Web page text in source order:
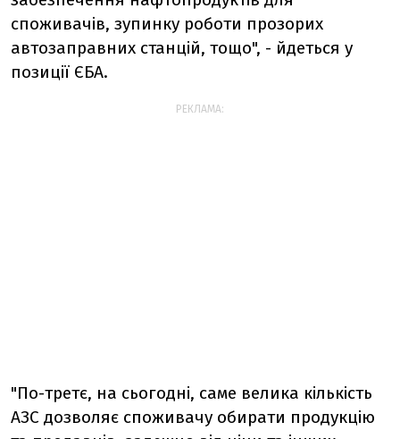
споживачів, зупинку роботи прозорих
автозаправних станцій, тощо", - йдеться у
позиції ЄБА.
РЕКЛАМА:
"По-третє, на сьогодні, саме велика кількість
АЗС дозволяє споживачу обирати продукцію